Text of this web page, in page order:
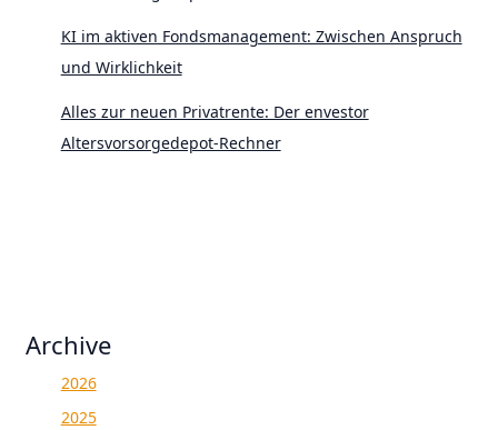
KI im aktiven Fondsmanagement: Zwischen Anspruch
und Wirklichkeit
Alles zur neuen Privatrente: Der envestor
Altersvorsorgedepot-Rechner
Archive
2026
2025